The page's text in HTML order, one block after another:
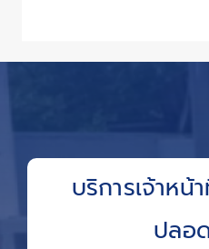
บริการเจ้าหน้
ปลอ